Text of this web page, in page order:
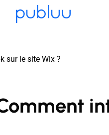
sur le site Wix ?